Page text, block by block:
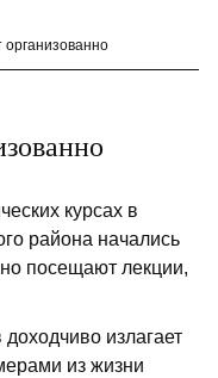
организованно
курсах в
района начались
посещают лекции,
излагает
из жизни